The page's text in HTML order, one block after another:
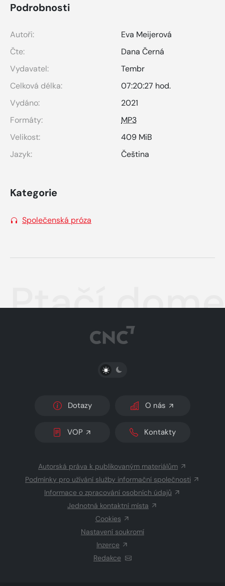
Podrobnosti
Autoři:
Eva Meijerová
Čte:
Dana Černá
Vydavatel:
Tembr
Celková délka:
07:20:27 hod.
Vydáno:
2021
Formáty:
MP3
Velikost:
409 MiB
Jazyk:
Čeština
Kategorie
Společenská próza
Ptačí
PŘEPNOUT SVĚTLÝ/TMAVÝ REŽIM
Dotazy O nás
VOP Kontakty
Autorská práva k publikovaným materiálům
Podmínky pro užívání služby informační společnosti
Informace o zpracování osobních údajů
Jednotná kontaktní místa
Cookies
Nastavení soukromí
Inzerce
Redakce